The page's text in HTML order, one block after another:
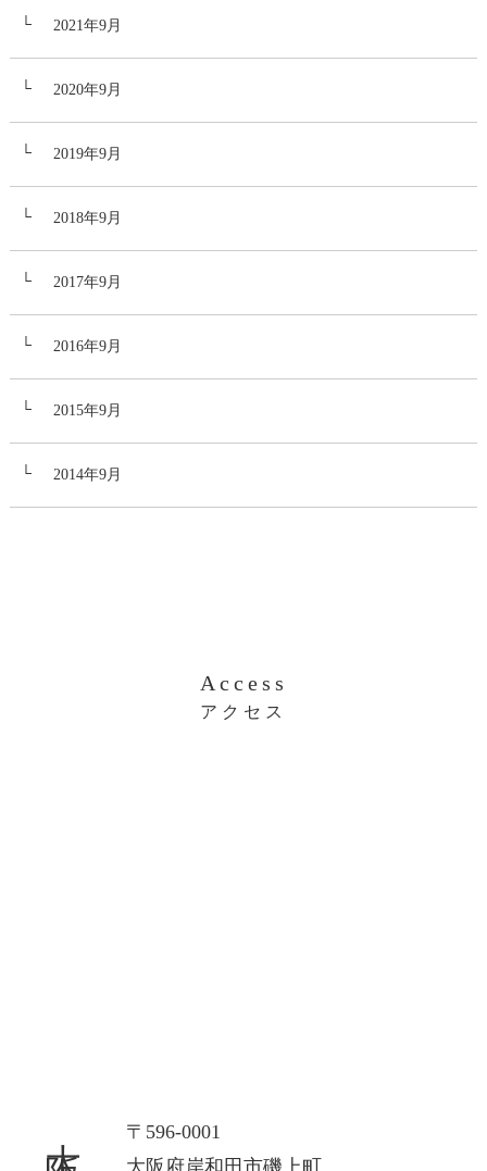
2021年9月
2020年9月
2019年9月
2018年9月
2017年9月
2016年9月
2015年9月
2014年9月
Access
アクセス
大阪本社
〒596-0001
大阪府岸和田市磯上町